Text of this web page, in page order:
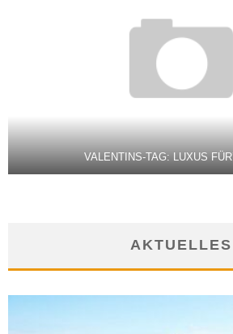
VALENTINS-TAG: LUXUS
AKTUELLES